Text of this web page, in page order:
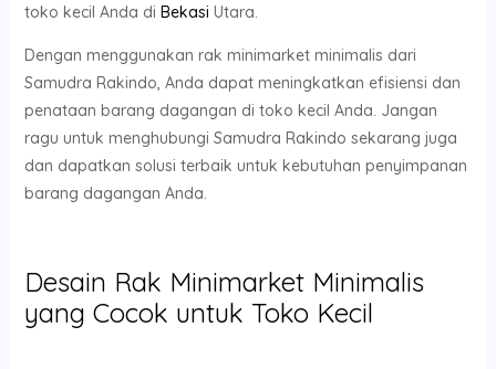
toko kecil Anda di Bekasi Utara.
Dengan menggunakan rak minimarket minimalis dari
Samudra Rakindo, Anda dapat meningkatkan efisiensi dan
penataan barang dagangan di toko kecil Anda. Jangan
ragu untuk menghubungi Samudra Rakindo sekarang juga
dan dapatkan solusi terbaik untuk kebutuhan penyimpanan
barang dagangan Anda.
Desain Rak Minimarket Minimalis
yang Cocok untuk Toko Kecil